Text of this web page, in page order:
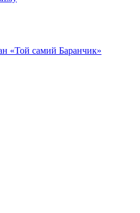
«Той самий Баранчик»